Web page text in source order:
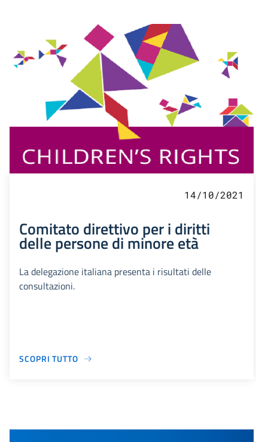
14/10/2021
Comitato direttivo per i diritti
delle persone di minore età
La delegazione italiana presenta i risultati delle
consultazioni.
SCOPRI TUTTO